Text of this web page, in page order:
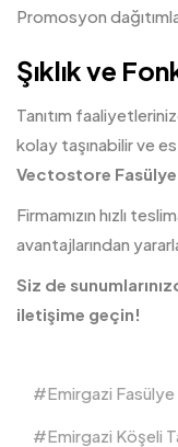
Promosyon
Şıklık ve
Tanıtım
kolay taşınabilir ve
Vectostore Fasülye
Firmamızın hızlı
avantajlarından
Siz de
iletişime geçin!
Emirgazi Fasülye
Emirgazi Köşeli